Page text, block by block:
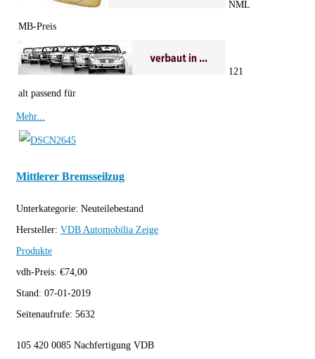
MB-Preis
NML
alt passend für
121
Mehr...
Mittlerer Bremsseilzug
Unterkategorie: Neuteilebestand
Hersteller: VDB Automobilia Zeige
Produkte
vdh-Preis: €74,00
Stand: 07-01-2019
Seitenaufrufe: 5632
105 420 0085 Nachfertigung VDB